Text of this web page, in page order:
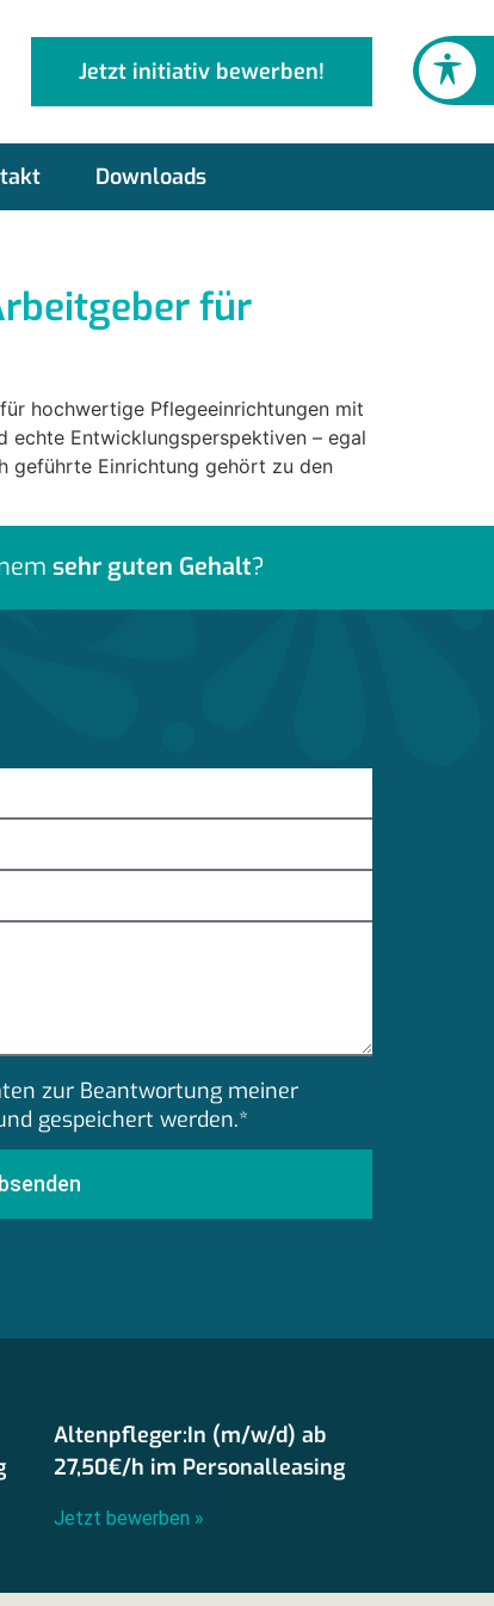
Jetzt initiativ bewerben!
Downloads
für
hochwertige Pflegeeinrichtungen mit
echte Entwicklungsperspektiven – egal
geführte Einrichtung gehört zu den
sehr guten Gehalt?
zur Beantwortung meiner
gespeichert werden.*
Altenpfleger:In (m/w/d) ab
27,50€/h im Personalleasing
Jetzt bewerben »